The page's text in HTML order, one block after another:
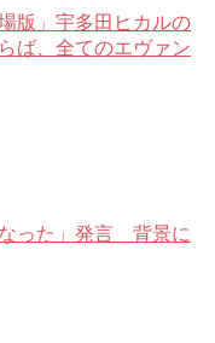
版」宇多田ヒカルの
ば、全てのエヴァン
った」発言 背景に